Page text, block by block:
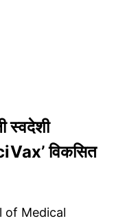
स्वदेशी
विकसित
of Medical